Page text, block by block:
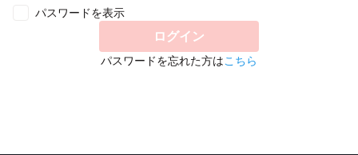
パスワードを表示
ログイン
パスワードを忘れた方はこちら